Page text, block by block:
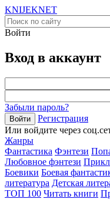
KNIJEKNET
Войти
Вход в аккаунт
Забыли пароль?
Войти
Регистрация
Или войдите через
Жанры
Фантастика Фэнтези
Любовное фэнтези
Боевики Боевая
литература Детская
ТОП 100 Читать книги